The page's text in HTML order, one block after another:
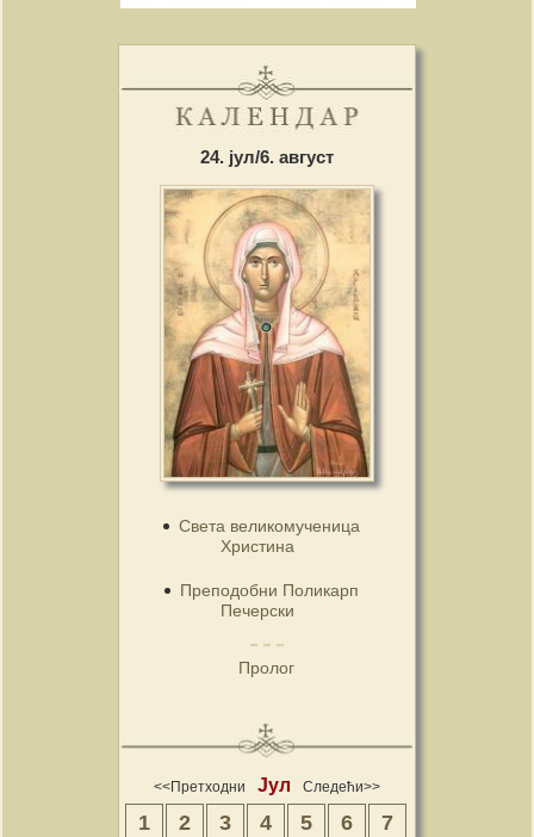
24. јул/6. август
Света великомученица
Христина
Преподобни Поликарп
Печерски
Пролог
<<Претходни Јул Следећи>>
1 2 3 4 5 6
7